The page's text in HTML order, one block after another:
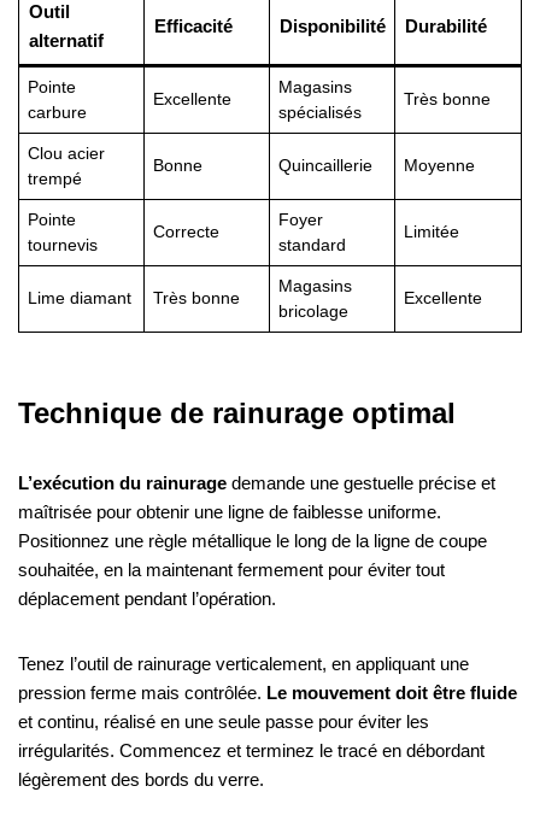
Outil
alternatif
Efficacité Disponibilité Durabilité
Pointe
carbure
Excellente
Magasins
spécialisés
Très bonne
Clou acier
trempé
Bonne Quincaillerie Moyenne
Pointe
tournevis
Correcte
Foyer
standard
Limitée
Lime diamant Très bonne
Magasins
bricolage
Excellente
Technique de rainurage optimal
L’exécution du rainurage demande une gestuelle précise et
maîtrisée pour obtenir une ligne de faiblesse uniforme.
Positionnez une règle métallique le long de la ligne de coupe
souhaitée, en la maintenant fermement pour éviter tout
déplacement pendant l’opération.
Tenez l’outil de rainurage verticalement, en appliquant une
pression ferme mais contrôlée. Le mouvement doit être fluide
et continu, réalisé en une seule passe pour éviter les
irrégularités. Commencez et terminez le tracé en débordant
légèrement des bords du verre.